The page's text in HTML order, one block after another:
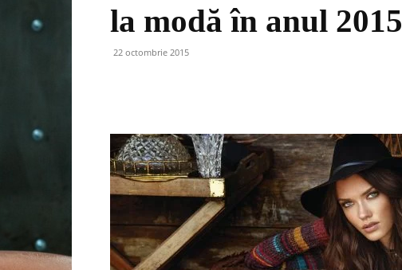
la modă în anul 2015
22 octombrie 2015